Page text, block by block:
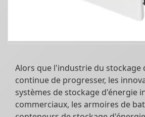
Alors que l'industrie du stockage
continue de progresser, les
systèmes de stockage d'énergie
commerciaux, les armoires de